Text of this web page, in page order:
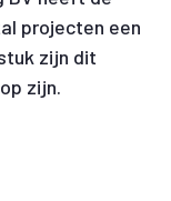
projecten een
zijn dit
zijn.